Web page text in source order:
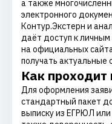
а также
электронного
Контур.Экстерн и
даёт доступ к
на официальных
получать актуальные
Как проходит
Для оформления
стандартный пакет
выписку из ЕГРЮЛ